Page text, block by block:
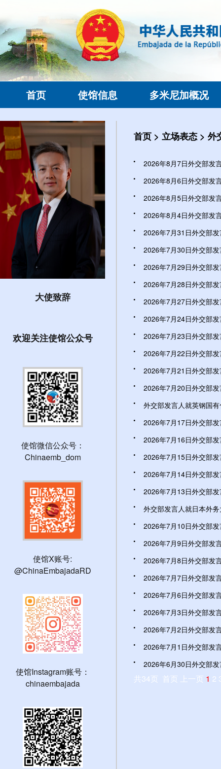
首页 使馆信息 多米尼加概况
大使致辞
欢迎关注使馆公众号
使馆微信公众号：
Chinaemb_dom
使馆X账号:
@ChinaEmbajadaRD
使馆Instagram账号：
chinaembajada
首页 > 立场表态 > 外
2026年8月7日外交部发
2026年8月6日外交部发
2026年8月5日外交部发
2026年8月4日外交部发
2026年7月31日外交部
2026年7月30日外交部
2026年7月29日外交部
2026年7月28日外交部
2026年7月27日外交部
2026年7月24日外交部
2026年7月23日外交部
2026年7月22日外交部
2026年7月21日外交部
2026年7月20日外交部
外交部发言人就英钢国
2026年7月17日外交部
2026年7月16日外交部
2026年7月15日外交部
2026年7月14日外交部
2026年7月13日外交部
外交部发言人就日本外
2026年7月10日外交部
2026年7月9日外交部发
2026年7月8日外交部发
2026年7月7日外交部发
2026年7月6日外交部发
2026年7月3日外交部发
2026年7月2日外交部发
2026年7月1日外交部发
2026年6月30日外交部
共34页 首页 上一页 1 2